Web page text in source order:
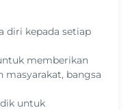
diri kepada setiap
memberikan
masyarakat, bangsa
untuk